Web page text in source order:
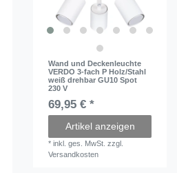
Wand und Deckenleuchte
VERDO 3-fach P Holz/Stahl
weiß drehbar GU10 Spot
230 V
69,95 € *
Artikel anzeigen
*inkl. ges. MwSt. zzgl.
Versandkosten